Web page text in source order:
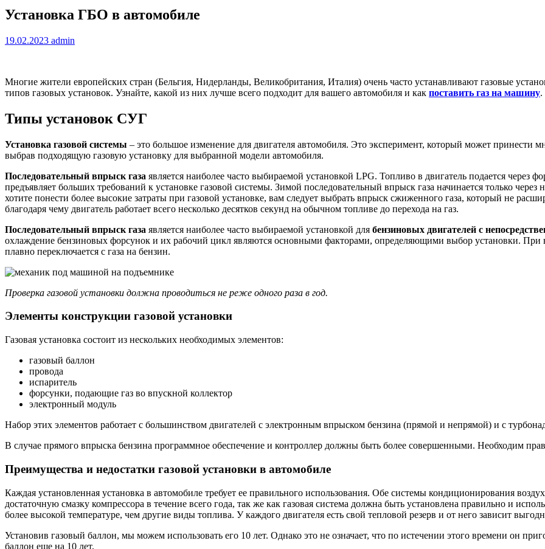
Установка ГБО в автомобиле
19.02.2023 admin
Многие жители европейских стран (Бельгия, Нидерланды, Великобритания, Италия) очень часто устанавливают газовые
типов газовых установок. Узнайте, какой из них лучше всего подходит для вашего автомобиля и как поставить газ на машину.
Типы установок СУГ
Установка газовой системы – это большое изменение для двигателя автомобиля. Это эксперимент, который может принести
выбрав подходящую газовую установку для выбранной модели автомобиля.
Последовательный впрыск газа является наиболее часто выбираемой установкой LPG. Топливо в двигатель подается
предъявляет больших требований к установке газовой системы. Зимой последовательный впрыск газа начинается только
хотите понести более высокие затраты при газовой установке, вам следует выбрать впрыск сжиженного газа, который не
благодаря чему двигатель работает всего несколько десятков секунд на обычном топливе до перехода на газ.
Последовательный впрыск газа является наиболее часто выбираемой установкой для бензиновых двигателей с
охлаждение бензиновых форсунок и их рабочий цикл являются основными факторами, определяющими выбор установки. При
плавно переключается с газа на бензин.
Проверка газовой установки должна проводиться не реже одного раза в год.
Элементы конструкции газовой установки
Газовая установка состоит из нескольких необходимых элементов:
газовый баллон
провода
испаритель
форсунки, подающие газ во впускной коллектор
электронный модуль
Набор этих элементов работает с большинством двигателей с электронным впрыском бензина (прямой и непрямой) и с
В случае прямого впрыска бензина программное обеспечение и контроллер должны быть более совершенными. Необходим
Преимущества и недостатки газовой установки в автомобиле
Каждая установленная установка в автомобиле требует ее правильного использования. Обе системы кондиционирования
достаточную смазку компрессора в течение всего года, так же как газовая система должна быть установлена ​​правильно и
более высокой температуре, чем другие виды топлива. У каждого двигателя есть свой тепловой резерв и от него зависит
Установив газовый баллон, мы можем использовать его 10 лет. Однако это не означает, что по истечении этого времени он
баллон еще на 10 лет.